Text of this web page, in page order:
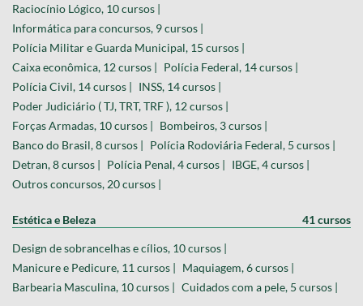
Raciocínio Lógico, 10 cursos |
Informática para concursos, 9 cursos |
Polícia Militar e Guarda Municipal, 15 cursos |
Caixa econômica, 12 cursos | Polícia Federal, 14 cursos |
Polícia Civil, 14 cursos | INSS, 14 cursos |
Poder Judiciário ( TJ, TRT, TRF ), 12 cursos |
Forças Armadas, 10 cursos | Bombeiros, 3 cursos |
Banco do Brasil, 8 cursos | Polícia Rodoviária Federal, 5 cursos |
Detran, 8 cursos | Polícia Penal, 4 cursos | IBGE, 4 cursos |
Outros concursos, 20 cursos |
Estética e Beleza 41 cursos
Design de sobrancelhas e cílios, 10 cursos |
Manicure e Pedicure, 11 cursos | Maquiagem, 6 cursos |
Barbearia Masculina, 10 cursos | Cuidados com a pele, 5 cursos |